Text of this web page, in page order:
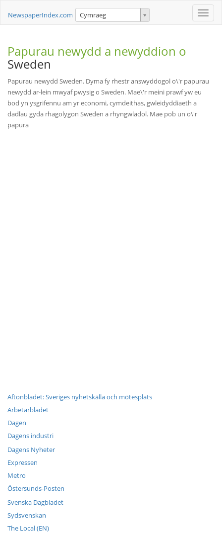
Toggle
NewspaperIndex.com Cymraeg
Papurau newydd a newyddion o
Sweden
Papurau newydd Sweden. Dyma fy rhestr answyddogol o\'r papurau
newydd ar-lein mwyaf pwysig o Sweden. Mae\'r meini prawf yw eu
bod yn ysgrifennu am yr economi, cymdeithas, gwleidyddiaeth a
dadlau gyda rhagolygon Sweden a rhyngwladol. Mae pob un o\'r
papura
Aftonbladet: Sveriges nyhetskälla och mötesplats
Arbetarbladet
Dagen
Dagens industri
Dagens Nyheter
Expressen
Metro
Östersunds-Posten
Svenska Dagbladet
Sydsvenskan
The Local (EN)